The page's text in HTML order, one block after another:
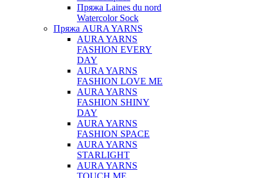
Пряжа Laines du nord
Watercolor Sock
Пряжа AURA YARNS
AURA YARNS
FASHION EVERY
DAY
AURA YARNS
FASHION LOVE ME
AURA YARNS
FASHION SHINY
DAY
AURA YARNS
FASHION SPACE
AURA YARNS
STARLIGHT
AURA YARNS
TOUCH ME